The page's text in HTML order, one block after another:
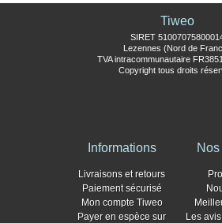
Tiweo
SIRET
Lezennes (Nord de
TVA intracommunautaire
Copyright tous droits
Informations
Livraisons et retours
Paiement sécurisé
Mon compte Tiweo
Payer en espèce sur
Les